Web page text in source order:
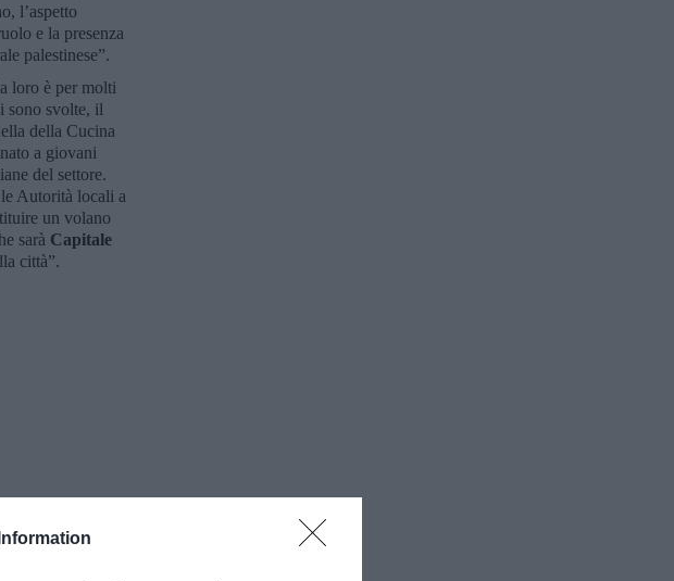
l’aspetto
e la presenza
palestinese”.
loro è per molti
sono svolte, il
della Cucina
a giovani
del settore.
Autorità locali a
un volano
sarà Capitale
città”.